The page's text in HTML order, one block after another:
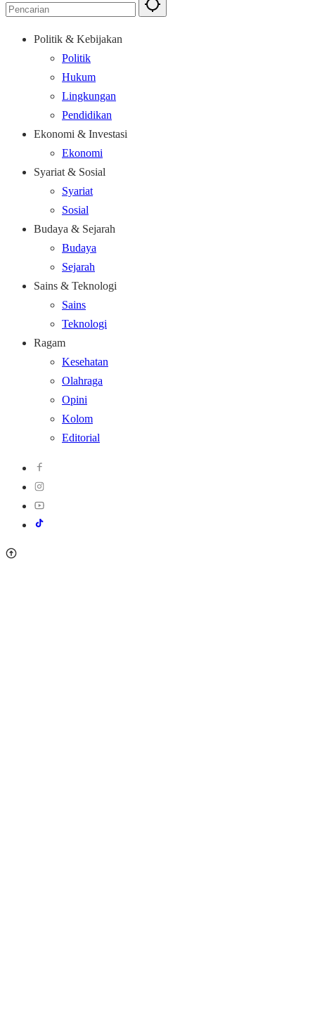
Politik & Kebijakan
Politik
Hukum
Lingkungan
Pendidikan
Ekonomi & Investasi
Ekonomi
Syariat & Sosial
Syariat
Sosial
Budaya & Sejarah
Budaya
Sejarah
Sains & Teknologi
Sains
Teknologi
Ragam
Kesehatan
Olahraga
Opini
Kolom
Editorial